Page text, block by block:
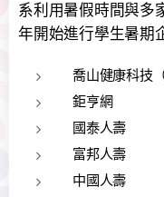
系利用暑假時間與多
年開始進行學生暑期
喬山健康科技
鉅亨網
國泰人壽
富邦人壽
中國人壽